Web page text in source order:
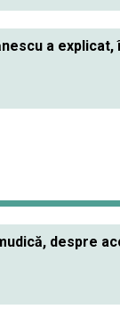
a
despre